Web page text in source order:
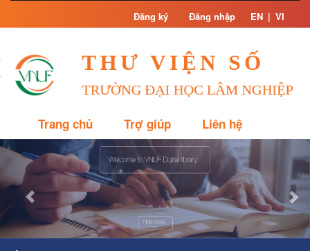
Skip
Đăng ký Đăng nhập EN | VI
Trang chủ Trợ giúp Liên hệ
Previous